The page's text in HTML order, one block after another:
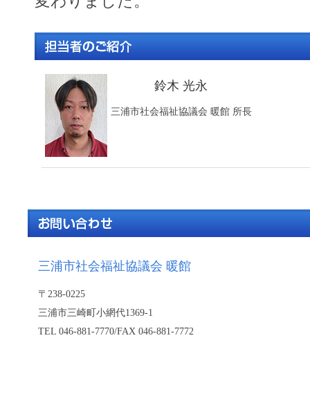
鈴木 光永
三浦市社会福祉協議会 暖館 所長
三浦市社会福祉協議会 暖館
〒238-0225
三浦市三崎町小網代1369-1
TEL 046-881-7770/FAX 046-881-7772